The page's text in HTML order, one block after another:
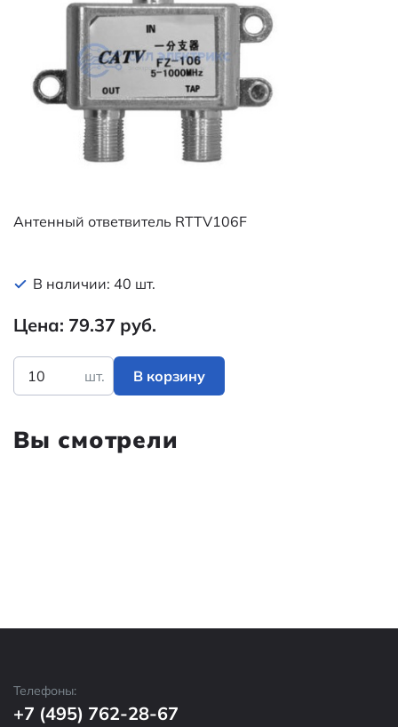
Антенный ответвитель RTTV106F
В наличии: 40 шт.
Цена: 79.37 руб.
шт. В корзину
Вы смотрели
Телефоны:
+7 (495) 762-28-67